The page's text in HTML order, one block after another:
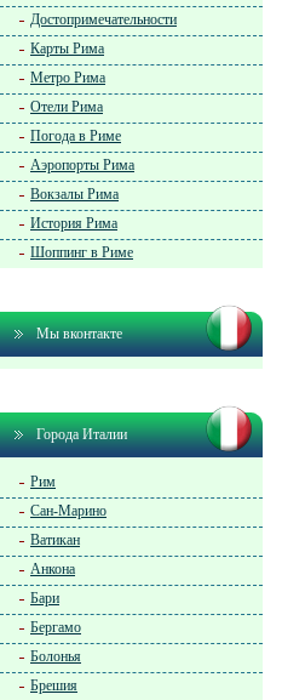
Достопримечательности
Карты Рима
Метро Рима
Отели Рима
Погода в Риме
Аэропорты Рима
Вокзалы Рима
История Рима
Шоппинг в Риме
Мы вконтакте
Города Италии
Рим
Сан-Марино
Ватикан
Анкона
Бари
Бергамо
Болонья
Брешия